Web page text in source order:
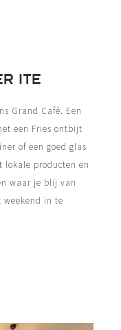
ITE
Grand Café. Een
een Fries ontbijt
of een goed glas
lokale producten en
waar je blij van
weekend in te